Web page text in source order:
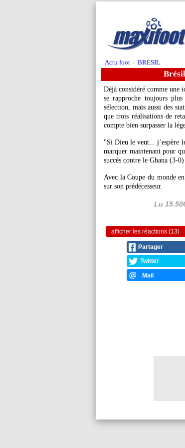
Actu foot > BRESIL
Déjà considéré comme une
se rapproche toujours
sélection, mais aussi des
que trois réalisations de
compte bien surpasser la
"Si Dieu le veut... j’espère
marquer maintenant pour
succès contre le Ghana (3-
Avec la Coupe du monde
sur son prédécesseur.
Lu
afficher les réactions (13)
Partager
Twitter
Mail